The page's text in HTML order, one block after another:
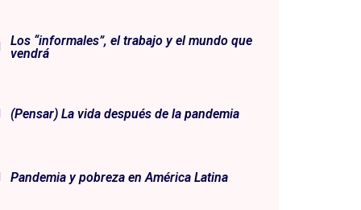
Los “informales”, el trabajo y el mundo que
vendrá
(Pensar) La vida después de la pandemia
Pandemia y pobreza en América Latina